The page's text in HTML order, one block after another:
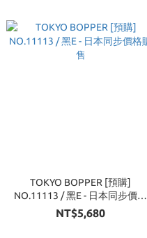
TOKYO BOPPER [預購]
NO.11113 / 黑E - 日本同步價格
販售
NT$5,680